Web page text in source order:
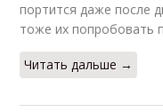
портится даже после
тоже их попробовать
Читать дальше →